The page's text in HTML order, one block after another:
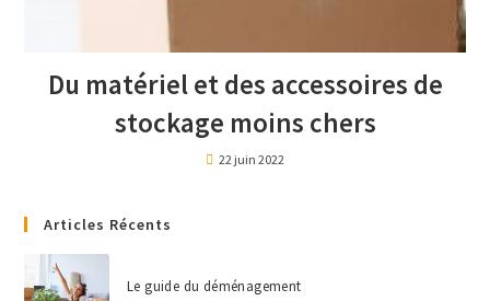
Du matériel et des accessoires de
stockage moins chers
22 juin 2022
Articles Récents
Le guide du déménagement